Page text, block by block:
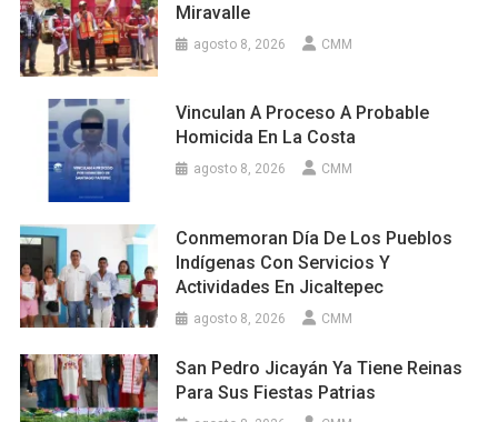
Miravalle
agosto 8, 2026 CMM
Vinculan A Proceso A Probable
Homicida En La Costa
agosto 8, 2026 CMM
Conmemoran Día De Los Pueblos
Indígenas Con Servicios Y
Actividades En Jicaltepec
agosto 8, 2026 CMM
San Pedro Jicayán Ya Tiene Reinas
Para Sus Fiestas Patrias